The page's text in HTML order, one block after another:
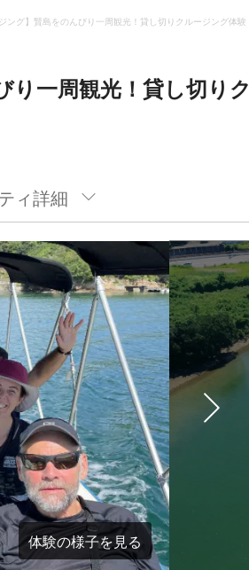
ング】賢島をのんびり一周観光！貸し切りクルージング体験
り一周観光！貸し切りク
ィ詳細
体験の様子を見る